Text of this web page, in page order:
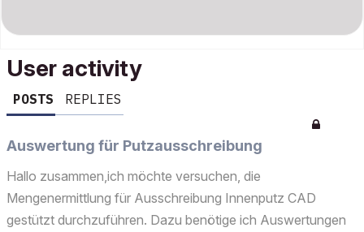
User activity
POSTS REPLIES
Auswertung für Putzausschreibung
Hallo zusammen,ich möchte versuchen, die
Mengenermittlung für Ausschreibung Innenputz CAD
gestützt durchzuführen. Dazu benötige ich Auswertungen